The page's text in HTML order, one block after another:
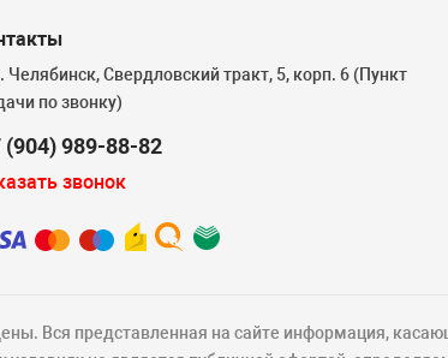
Челябинск, Свердловский тракт, 5, корп. 6 (Пункт
по звонку)
(904) 989-88-82
звонок
Вся представленная на сайте информация,